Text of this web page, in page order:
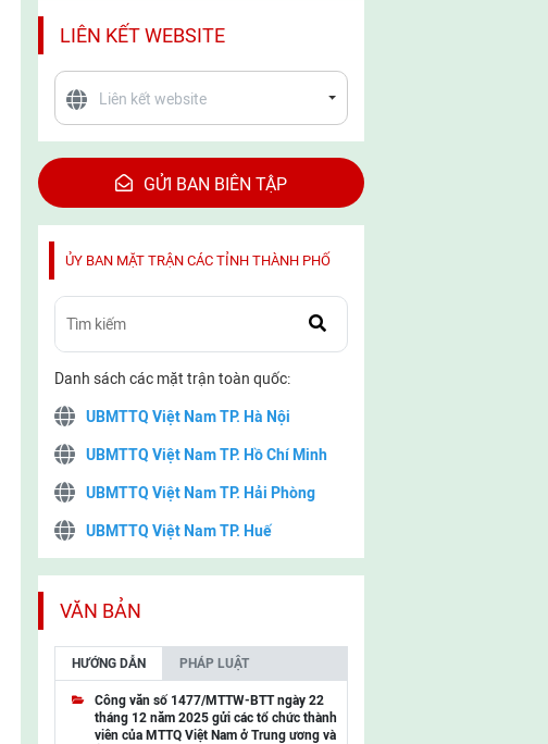
LIÊN KẾT WEBSITE
GỬI BAN BIÊN TẬP
ỦY BAN MẶT TRẬN CÁC TỈNH THÀNH PHỐ
Danh sách các mặt trận toàn quốc:
UBMTTQ Việt Nam TP. Hà Nội
UBMTTQ Việt Nam TP. Hồ Chí Minh
UBMTTQ Việt Nam TP. Hải Phòng
UBMTTQ Việt Nam TP. Huế
UBMTTQ Việt Nam TP. Cần Thơ
UBMTTQ Việt Nam tỉnh Quảng Ninh
UBMTTQ Việt Nam tỉnh Cao Bằng
UBMTTQ Việt Nam tỉnh Lạng Sơn
VĂN BẢN
HƯỚNG DẪN PHÁP LUẬT
Công văn số 1477/MTTW-BTT ngày 22
tháng 12 năm 2025 gửi các tổ chức thành
viên của MTTQ Việt Nam ở Trung ương và